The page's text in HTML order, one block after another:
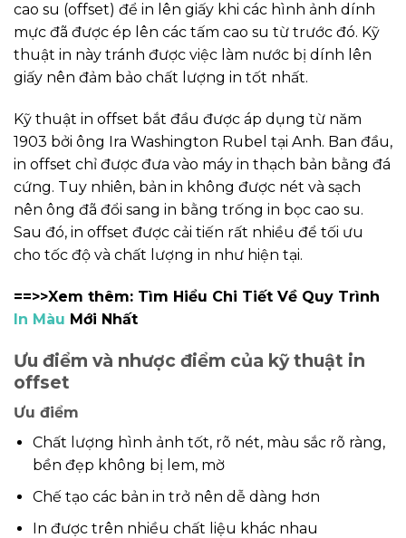
cao su (offset) để in lên giấy khi các hình ảnh dính
mực đã được ép lên các tấm cao su từ trước đó. Kỹ
thuật in này tránh được việc làm nước bị dính lên
giấy nên đảm bảo chất lượng in tốt nhất.
Kỹ thuật in offset bắt đầu được áp dụng từ năm
1903 bởi ông Ira Washington Rubel tại Anh. Ban đầu,
in offset chỉ được đưa vào máy in thạch bản bằng đá
cứng. Tuy nhiên, bản in không được nét và sạch
nên ông đã đổi sang in bằng trống in bọc cao su.
Sau đó, in offset được cải tiến rất nhiều để tối ưu
cho tốc độ và chất lượng in như hiện tại.
==>>Xem thêm: Tìm Hiểu Chi Tiết Về Quy Trình
In Màu Mới Nhất
Ưu điểm và nhược điểm của kỹ thuật in
offset
Ưu điểm
Chất lượng hình ảnh tốt, rõ nét, màu sắc rõ ràng,
bền đẹp không bị lem, mờ
Chế tạo các bản in trở nên dễ dàng hơn
In được trên nhiều chất liệu khác nhau